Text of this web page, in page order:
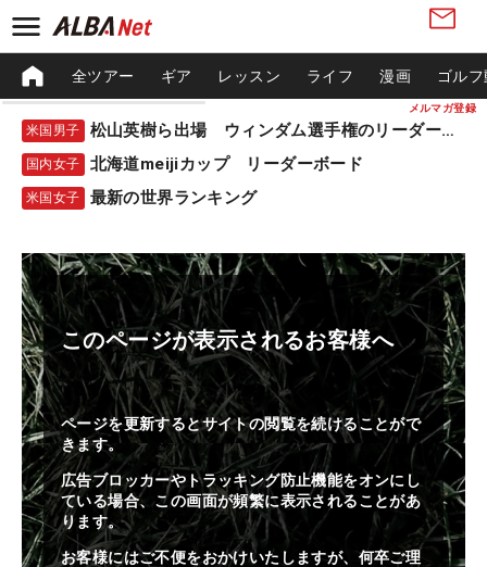
メルマガ登録
全ツアー ギア レッスン ライフ 漫画 ゴル
米国男子 松山英樹ら出場 ウィンダム選手権のリーダーボード
国内女子 北海道meijiカップ リーダーボード
米国女子 最新の世界ランキング
このページが表示されるお客様へ
ページを更新するとサイトの閲覧を続けることがで
きます。
広告ブロッカーやトラッキング防止機能をオンにし
ている場合、この画面が頻繁に表示されることがあ
ります。
お客様にはご不便をおかけいたしますが、何卒ご理